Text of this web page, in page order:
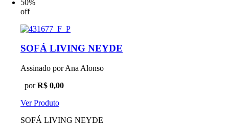
50%
off
SOFÁ LIVING NEYDE
Assinado por Ana Alonso
porR$ 0,00
Ver Produto
SOFÁ LIVING NEYDE